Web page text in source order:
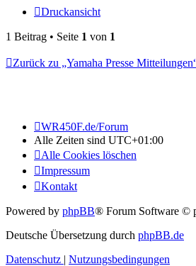
Druckansicht
1 Beitrag • Seite 1 von 1
Zurück zu „Yamaha Presse
WR450F.de/Forum
Alle Zeiten sind UTC+01:00
Alle Cookies löschen
Impressum
Kontakt
Powered by phpBB® Forum Software ©
Deutsche Übersetzung durch phpBB.de
Datenschutz | Nutzungsbedingungen